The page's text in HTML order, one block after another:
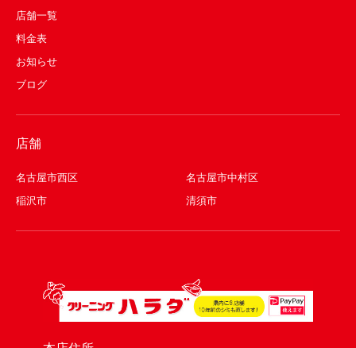
店舗一覧
料金表
お知らせ
ブログ
店舗
名古屋市西区
名古屋市中村区
稲沢市
清須市